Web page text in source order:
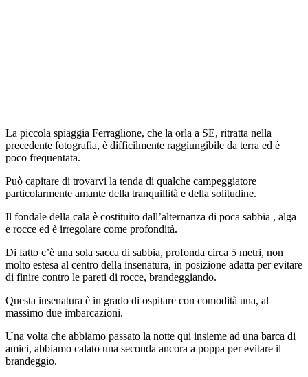
La piccola spiaggia Ferraglione, che la orla a SE, ritratta nella
precedente fotografia, è difficilmente raggiungibile da terra ed è
poco frequentata.
Può capitare di trovarvi la tenda di qualche campeggiatore
particolarmente amante della tranquillità e della solitudine.
Il fondale della cala è costituito dall’alternanza di poca sabbia , alga
e rocce ed è irregolare come profondità.
Di fatto c’è una sola sacca di sabbia, profonda circa 5 metri, non
molto estesa al centro della insenatura, in posizione adatta per evitare
di finire contro le pareti di rocce, brandeggiando.
Questa insenatura è in grado di ospitare con comodità una, al
massimo due imbarcazioni.
Una volta che abbiamo passato la notte qui insieme ad una barca di
amici, abbiamo calato una seconda ancora a poppa per evitare il
brandeggio.